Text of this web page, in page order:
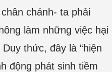
chánh- ta phải
làm những việc hại
thức, đây là “hiện
động phát sinh tiềm